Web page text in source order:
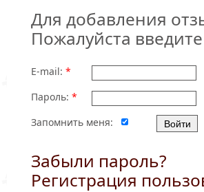
Для добавления
Пожалуйста
E-mail: *
Пароль: *
Запомнить меня:
Забыли пароль?
Регистрация